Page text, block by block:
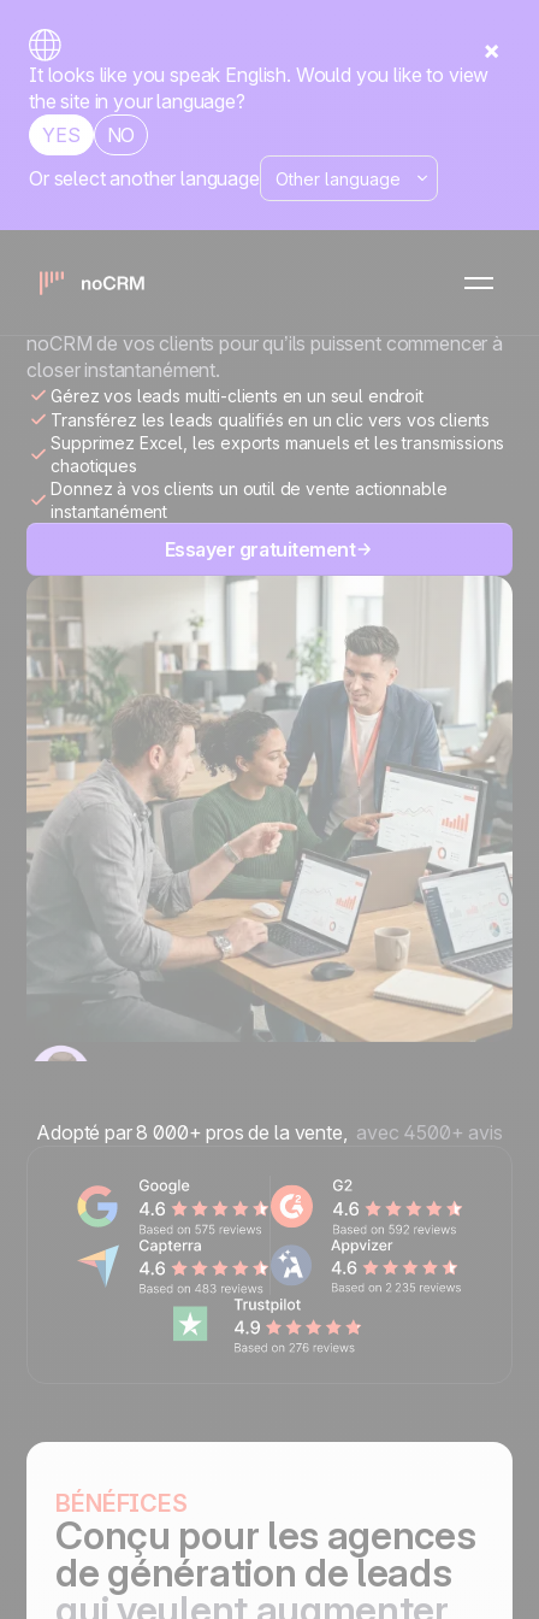
It looks like you speak English. Would you like to view
the site in your language?
YES
NO
Or select another language
AGENCES DE GÉNÉRATION DE LEADS
Plus de leads. Plus
de conversions.
noCRM de vos clients pour qu’ils puissent commencer à
closer instantanément.
Gérez vos leads multi-clients en un seul endroit
Transférez les leads qualifiés en un clic vers vos clients
Supprimez Excel, les exports manuels et les transmissions
chaotiques
Donnez à vos clients un outil de vente actionnable
instantanément
Essayer gratuitement
Adopté par 8 000+ pros de la vente, avec 4500+ avis
BÉNÉFICES
Conçu pour les agences
de génération de leads